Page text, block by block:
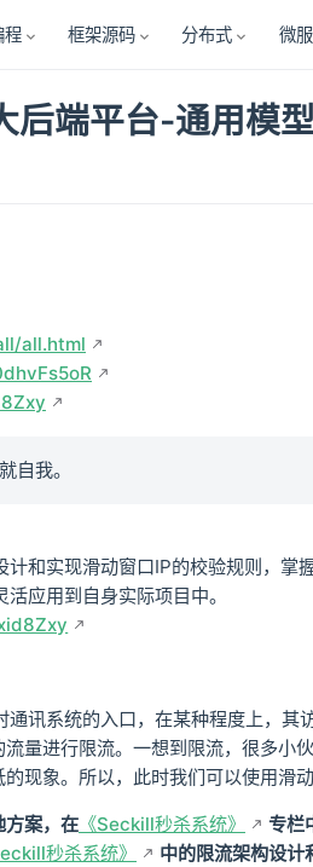
程 框架源码 分布式 微
后端平台-通用
all.html
自我。
和实现滑动窗口IP的校验规则，
应用到自身实际项目中。
讯系统的入口，在某种程度上，
量进行限流。一想到限流，很多
现象。所以，此时我们可以使用滑
方案，在 《Seckill秒杀系统》
专栏
秒杀系统》 中的限流架构设计